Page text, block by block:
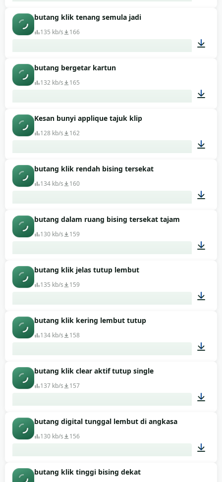
butang klik tenang semula jadi
135 kb/s 166
butang bergetar kartun
132 kb/s 165
Kesan bunyi applique tajuk klip
128 kb/s 162
butang klik rendah bising tersekat
134 kb/s 160
butang dalam ruang bising tersekat tajam
130 kb/s 159
butang klik jelas tutup lembut
135 kb/s 159
butang klik kering lembut tutup
134 kb/s 158
butang klik clear aktif tutup single
137 kb/s 157
butang digital tunggal lembut di angkasa
130 kb/s 156
butang klik tinggi bising dekat